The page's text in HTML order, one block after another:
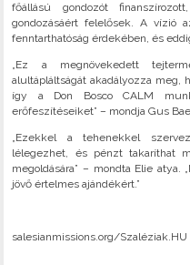
főállású gondozót
gondozásáért felelősek. A vízió
fenntarthatóság érdekében, és
„Ez a megnövekedett
alultápláltságát akadályozza meg,
így a Don Bosco CALM
erőfeszítéseiket” – mondja Gus
„Ezekkel a tehenekkel
lélegezhet, és pénzt takaríthat
megoldására” – mondta Elie
jövő értelmes ajándékért.”
salesianmissions.org/Szaléziak.HU